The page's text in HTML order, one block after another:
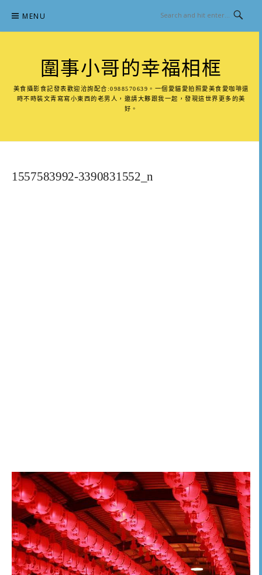
content
MENU
圍事小哥的幸福相框
美食攝影食記發表歡迎洽詢配合:0988570639。一個愛貓愛拍照愛美食愛咖啡還
時不時裝文青寫寫小東西的老男人，邀請大夥跟我一起，發現這世界更多的美
好。
1557583992-3390831552_n